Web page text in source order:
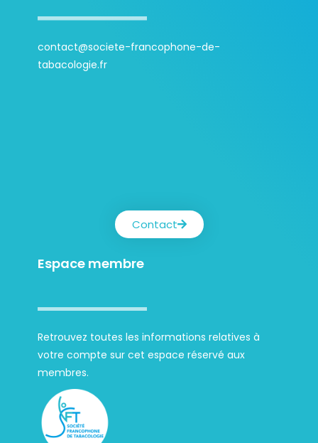
contact@societe-francophone-de-
tabacologie.fr
Contact
Espace membre
Retrouvez toutes les informations relatives à
votre compte sur cet espace réservé aux
membres.